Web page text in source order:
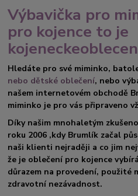
Výbavička pro
pro kojence to je
Hledáte pro své miminko,
nebo dětské oblečení, nebo
našem internetovém obchodě
miminko je pro vás připraveno
Díky našim mnohaletým
roku 2006 ,kdy Brumlík začal
naši klienti nejraději a co jim
že je oblečení pro kojence
důrazem na provedení, použité
zdravotní nezávadnost.